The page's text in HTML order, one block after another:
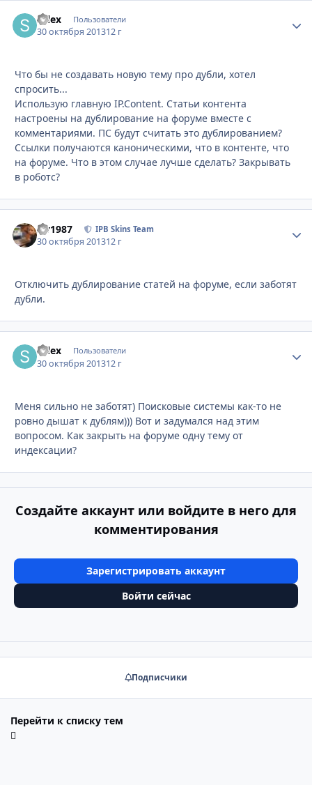
salex Пользователи
30 октября 201312 г
Что бы не создавать новую тему про дубли, хотел
спросить...
Использую главную IP.Content. Статьи контента
настроены на дублирование на форуме вместе с
комментариями. ПС будут считать это дублированием?
Ссылки получаются каноническими, что в контенте, что
на форуме. Что в этом случае лучше сделать? Закрывать
в роботс?
siv1987 IPB Skins Team
30 октября 201312 г
Отключить дублирование статей на форуме, если заботят
дубли.
salex Пользователи
30 октября 201312 г
Меня сильно не заботят) Поисковые системы как-то не
ровно дышат к дублям))) Вот и задумался над этим
вопросом. Как закрыть на форуме одну тему от
индексации?
Создайте аккаунт или войдите в него для
комментирования
Зарегистрировать аккаунт
Войти сейчас
Подписчики
Перейти к списку тем